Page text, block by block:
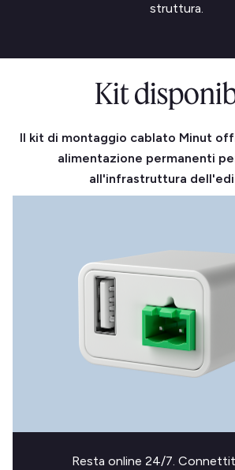
struttura.
Kit
Il kit di montaggio cablato Minut
alimentazione permanenti
all'infrastruttura
Resta online 24/7.